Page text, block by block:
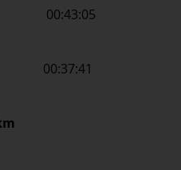
00:43:05
00:37:41